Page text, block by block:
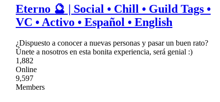
Eterno 🔮 | Social • Chill • Guild Tags •
VC • Activo • Español • English
¿Dispuesto a conocer a nuevas personas y pasar un buen rato?
Únete a nosotros en esta bonita experiencia, será genial :)
1,882
Online
9,597
Members